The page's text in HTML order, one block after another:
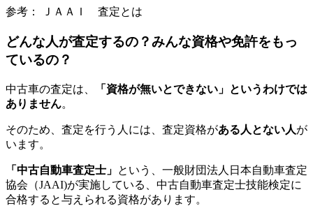
参考： ＪＡＡＩ 査定とは
どんな人が査定するの？みんな資格や免許をもっ
ているの？
中古車の査定は、
「資格が無いとできない」というわけでは
ありません。
そのため、査定を行う人には、査定資格がある人とない人が
います。
「中古自動車査定士」 という、 一般財団法人日本自動車査定
協会（JAAI)が実施している、中古自動車査定士技能検定に
合格すると与えられる資格があります。